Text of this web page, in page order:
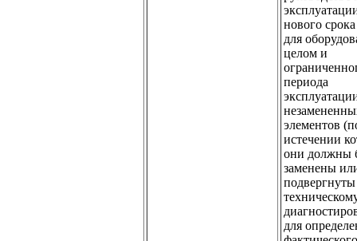
нового
для
целом и
периода
элементов
истечении
они должны
заменены
подвергнуты
для